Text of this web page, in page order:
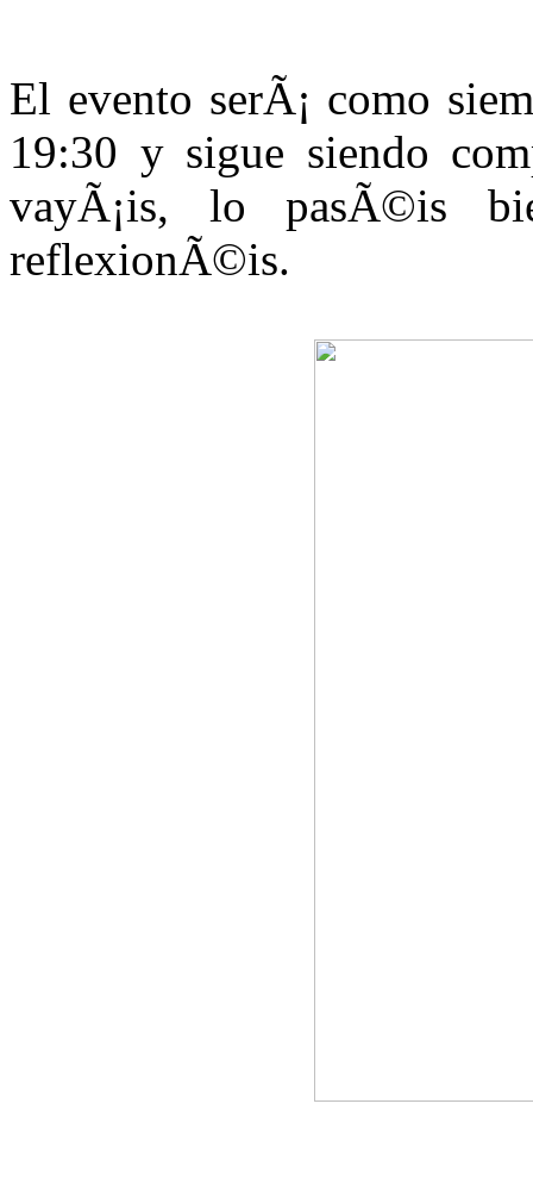
El evento serÃ¡ como
19:30 y sigue siendo
vayÃ¡is, lo pasÃ©is
reflexionÃ©is.